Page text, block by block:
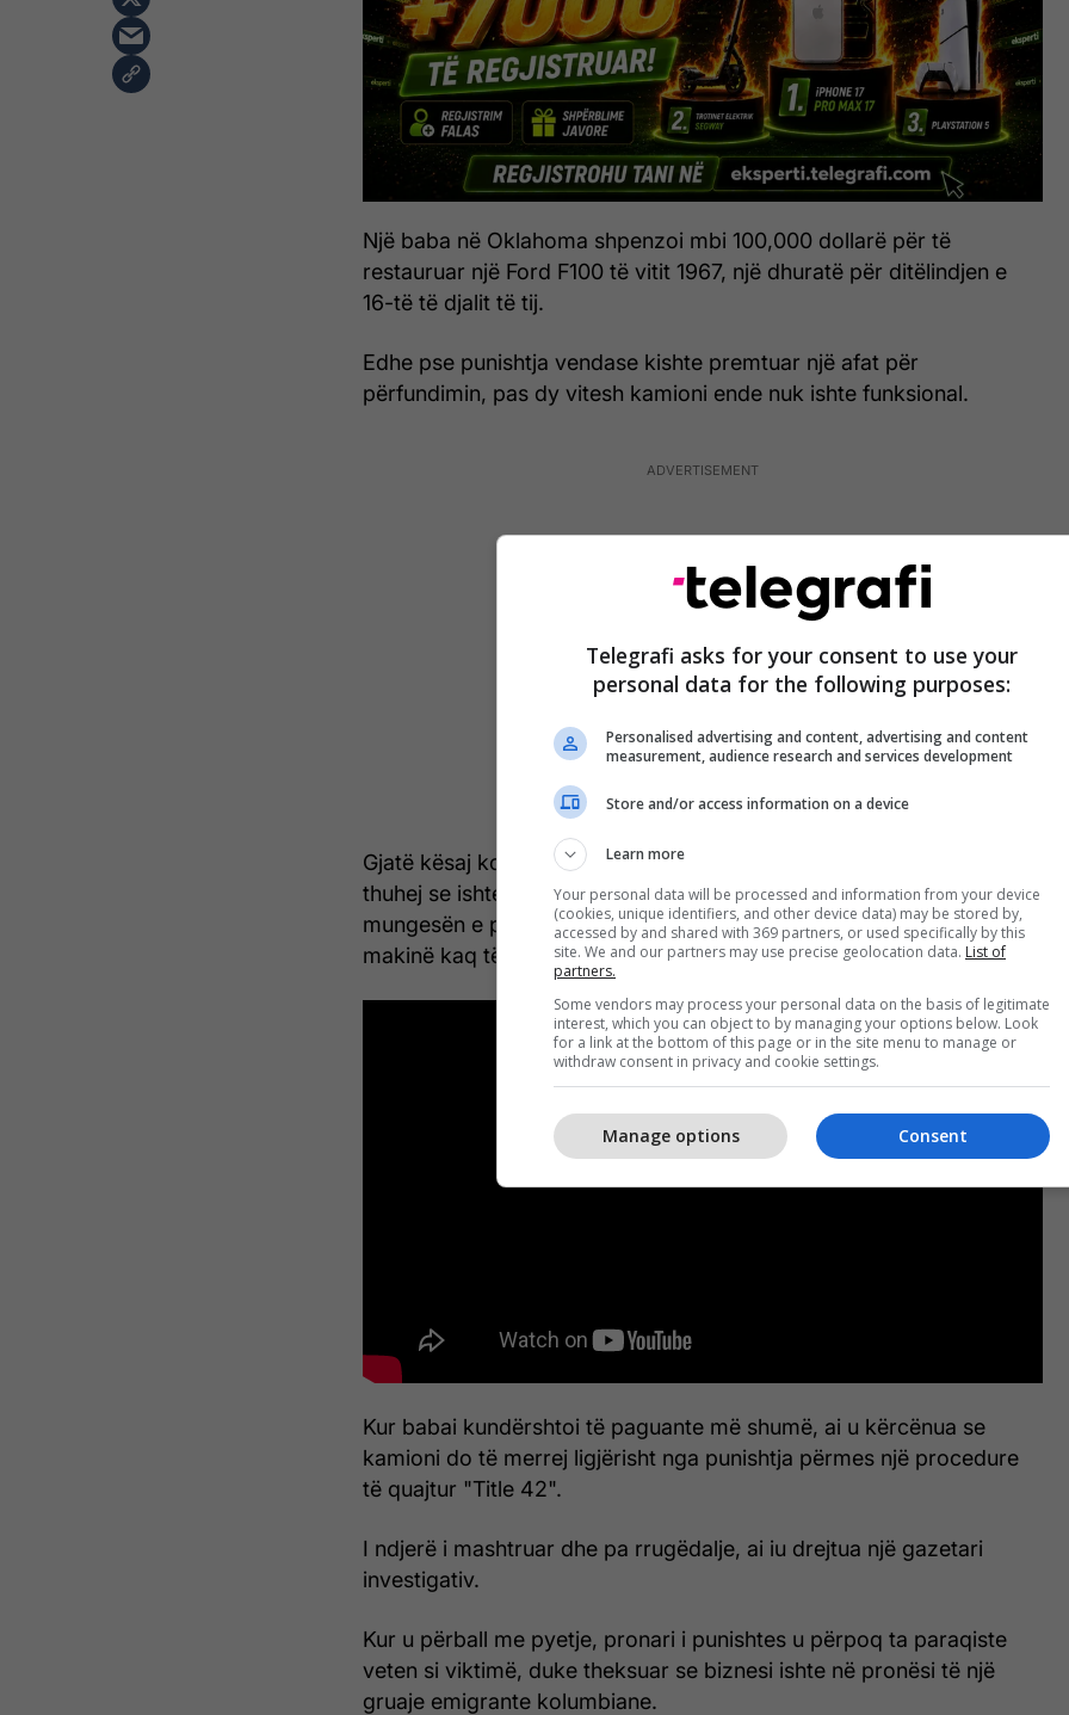
Një baba në Oklahoma shpenzoi mbi 100,000 dollarë për të
restauruar një Ford F100 të vitit 1967, një dhuratë për ditëlindjen e
16-të të djalit të tij.
Edhe pse punishtja vendase kishte premtuar një afat për
përfundimin, pas dy vitesh kamioni ende nuk ishte funksional.
Gjatë kësaj kohe, babai merrte fatura të vazhdueshme për punë që
thuhej se ishte bërë, ndërsa pronari i punishtes justifikohej me
mungesën e pjesëve — një justifikim që dukej i pabesueshëm për një
makinë kaq të zakonshme, përcjell Telegrafi.
Kur babai kundërshtoi të paguante më shumë, ai u kërcënua se
kamioni do të merrej ligjërisht nga punishtja përmes një procedure
të quajtur "Title 42".
I ndjerë i mashtruar dhe pa rrugëdalje, ai iu drejtua një gazetari
investigativ.
Kur u përball me pyetje, pronari i punishtes u përpoq ta paraqiste
veten si viktimë, duke theksuar se biznesi ishte në pronësi të një
gruaje emigrante kolumbiane.
Telegrafi asks for your consent to use your
personal data for the following purposes:
Personalised advertising and content, advertising and content
measurement, audience research and services development
Store and/or access information on a device
Learn more
Your personal data will be processed and information from your device
(cookies, unique identifiers, and other device data) may be stored by,
accessed by and shared with 369 partners, or used specifically by this
site. We and our partners may use precise geolocation data. List of
partners.
Some vendors may process your personal data on the basis of legitimate
interest, which you can object to by managing your options below. Look
for a link at the bottom of this page or in the site menu to manage or
withdraw consent in privacy and cookie settings.
Consent
Manage options